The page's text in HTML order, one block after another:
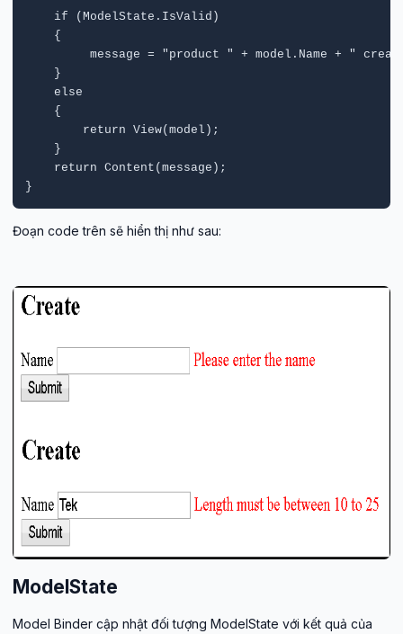
    if (ModelState.IsValid)
    {
message = "product " + model.Name + "
    }
    else
    {
        return View(model);
    }
    return Content(message);
}
Đoạn code trên sẽ hiển thị như sau:
ModelState
Model Binder cập nhật đối tượng ModelState với kết quả của